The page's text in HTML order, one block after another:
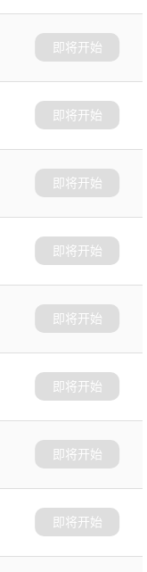
即将开始
即将开始
即将开始
即将开始
即将开始
即将开始
即将开始
即将开始